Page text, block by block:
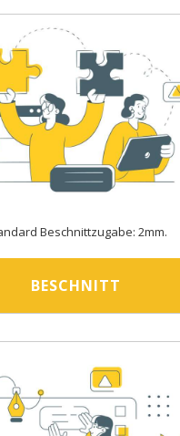
Beschnittzugabe: 2mm.
BESCHNITT